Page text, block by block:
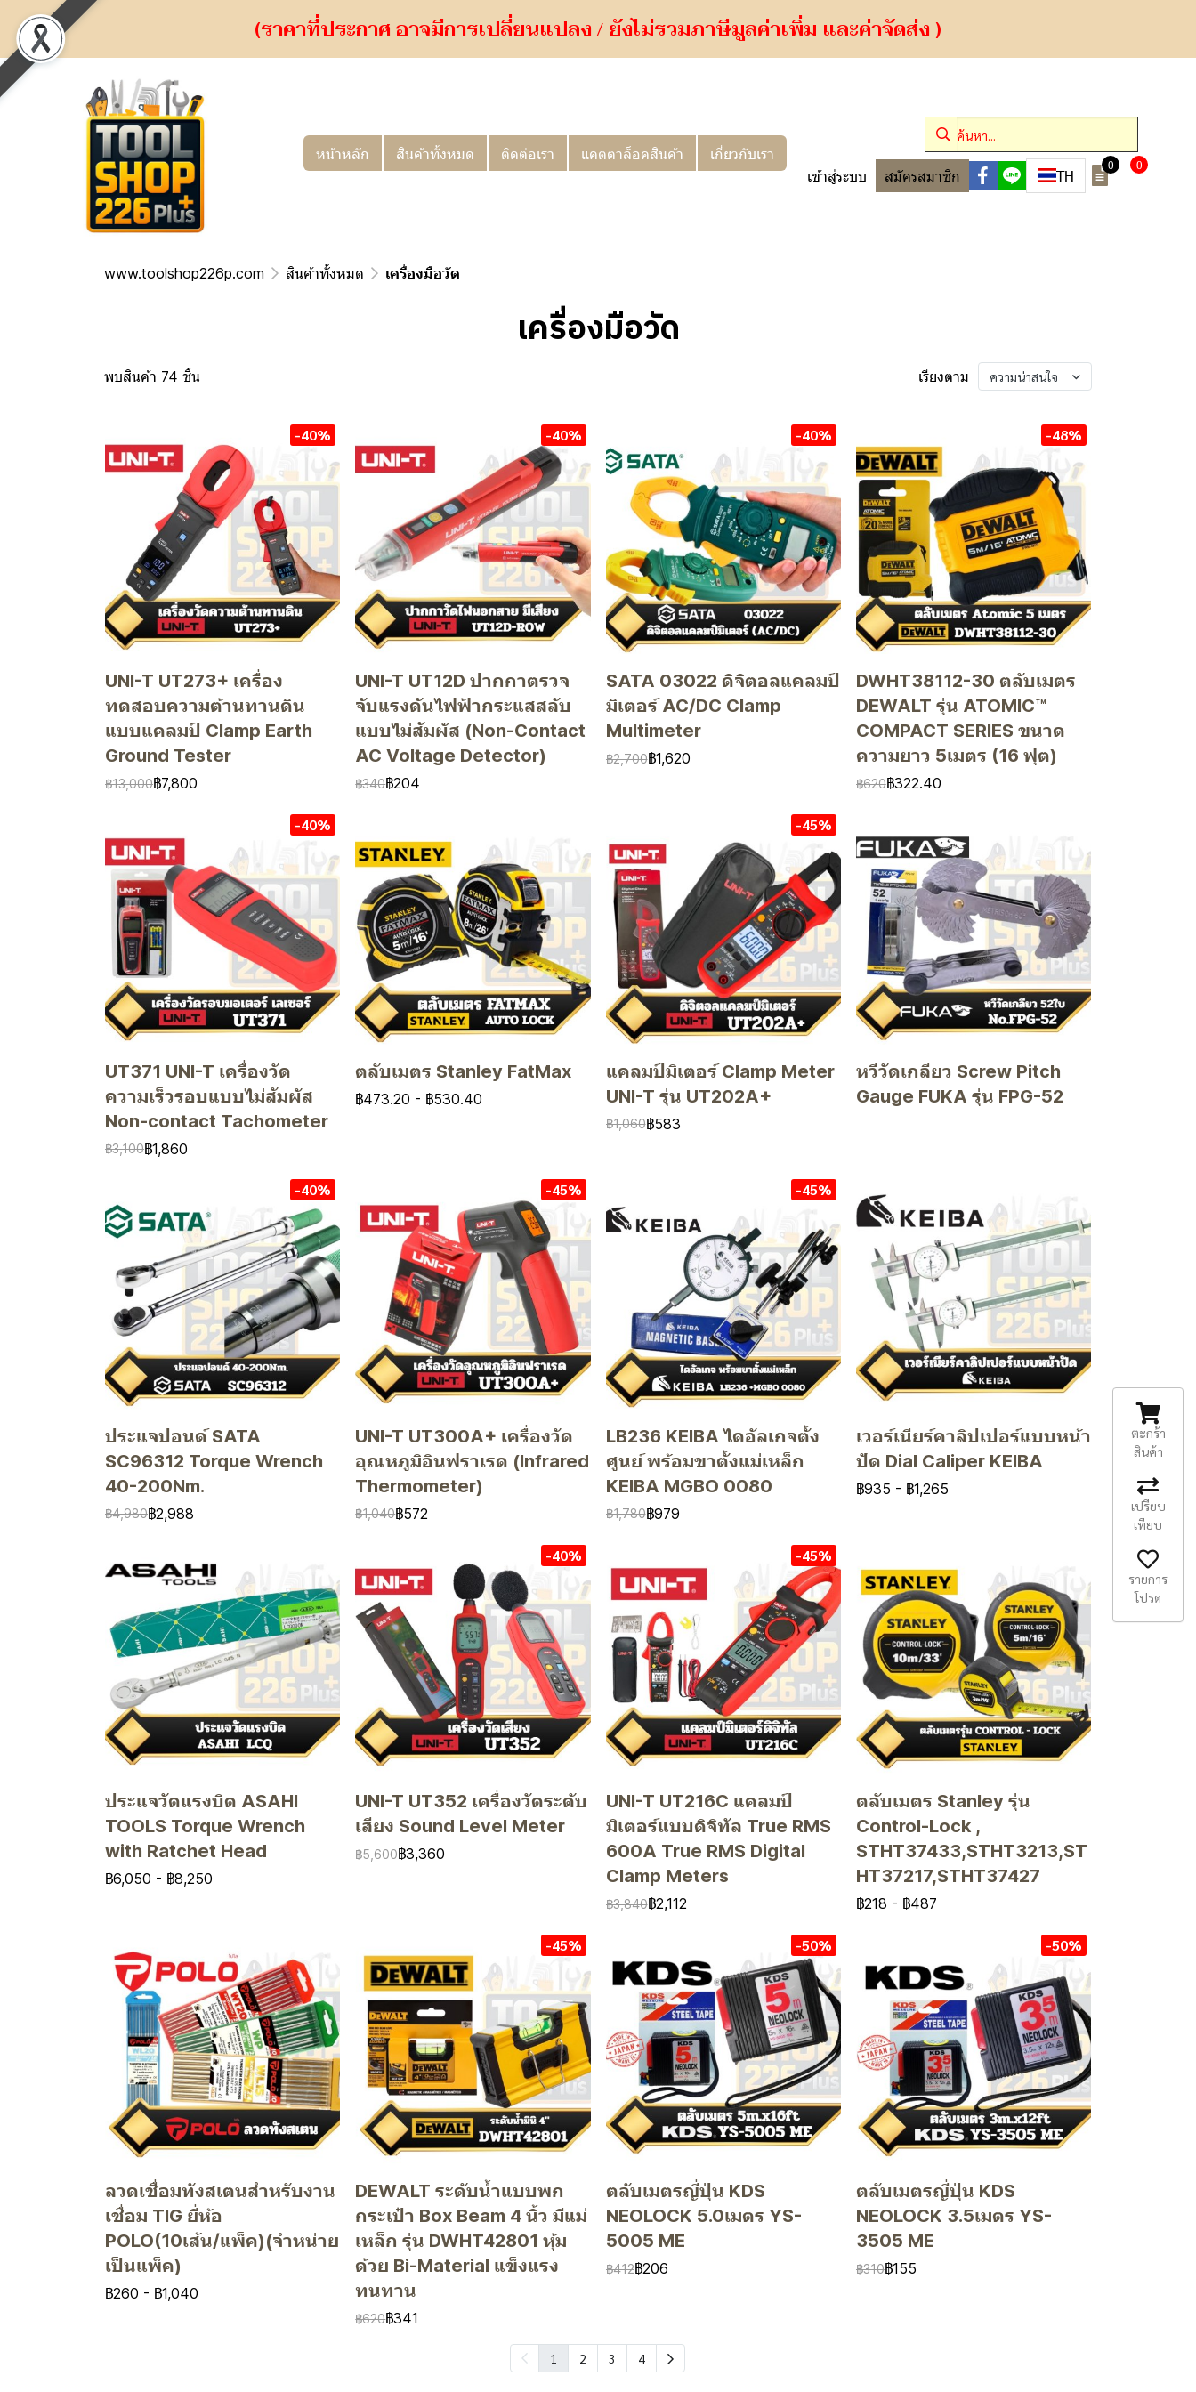
(ราคาที่ประกาศ อาจมีการเปลี่ยนแปลง / ยังไม่รวมภาษีมูลค่าเพิ่ม และค่าจัดส่ง )
หน้าหลัก สินค้าทั้งหมด ติดต่อเรา แคตตาล็อคสินค้า เกี่ยวกับเรา
เข้าสู่ระบบ สมัครสมาชิก TH
0 0
www.toolshop226p.com สินค้าทั้งหมด เครื่องมือวัด
เครื่องมือวัด
พบสินค้า 74 ชิ้น เรียงตาม ความน่าสนใจ
-40%
UNI-T UT273+ เครื่อง
ทดสอบความต้านทานดิน
แบบแคลมป์ Clamp Earth
Ground Tester
฿13,000฿7,800
-40%
UNI-T UT12D ปากกาตรวจ
จับแรงดันไฟฟ้ากระแสสลับ
แบบไม่สัมผัส (Non-Contact
AC Voltage Detector)
฿340฿204
-40%
SATA 03022 ดิจิตอลแคลมป์
มิเตอร์ AC/DC Clamp
Multimeter
฿2,700฿1,620
-48%
DWHT38112-30 ตลับเมตร
DEWALT รุ่น ATOMIC™
COMPACT SERIES ขนาด
ความยาว 5เมตร (16 ฟุต)
฿620฿322.40
-40%
UT371 UNI-T เครื่องวัด
ความเร็วรอบแบบไม่สัมผัส
Non-contact Tachometer
฿3,100฿1,860
ตลับเมตร Stanley FatMax
฿473.20 - ฿530.40
-45%
แคลมป์มิเตอร์ Clamp Meter
UNI-T รุ่น UT202A+
฿1,060฿583
หวีวัดเกลียว Screw Pitch
Gauge FUKA รุ่น FPG-52
-40%
ประแจปอนด์ SATA
SC96312 Torque Wrench
40-200Nm.
฿4,980฿2,988
-45%
UNI-T UT300A+ เครื่องวัด
อุณหภูมิอินฟราเรด (Infrared
Thermometer)
฿1,040฿572
-45%
LB236 KEIBA ไดอัลเกจตั้ง
ศูนย์ พร้อมขาตั้งแม่เหล็ก
KEIBA MGBO 0080
฿1,780฿979
เวอร์เนียร์คาลิปเปอร์แบบหน้า
ปัด Dial Caliper KEIBA
฿935 - ฿1,265
ประแจวัดแรงบิด ASAHI
TOOLS Torque Wrench
with Ratchet Head
฿6,050 - ฿8,250
-40%
UNI-T UT352 เครื่องวัดระดับ
เสียง Sound Level Meter
฿5,600฿3,360
-45%
UNI-T UT216C แคลมป์
มิเตอร์แบบดิจิทัล True RMS
600A True RMS Digital
Clamp Meters
฿3,840฿2,112
ตลับเมตร Stanley รุ่น
Control-Lock ,
STHT37433,STHT3213,ST
HT37217,STHT37427
฿218 - ฿487
ลวดเชื่อมทังสเตนสำหรับงาน
เชื่อม TIG ยี่ห้อ
POLO(10เส้น/แพ็ค)(จำหน่าย
เป็นแพ็ค)
฿260 - ฿1,040
-45%
DEWALT ระดับน้ำแบบพก
กระเป๋า Box Beam 4 นิ้ว มีแม่
เหล็ก รุ่น DWHT42801 หุ้ม
ด้วย Bi-Material แข็งแรง
ทนทาน
฿620฿341
-50%
ตลับเมตรญี่ปุ่น KDS
NEOLOCK 5.0เมตร YS-
5005 ME
฿412฿206
-50%
ตลับเมตรญี่ปุ่น KDS
NEOLOCK 3.5เมตร YS-
3505 ME
฿310฿155
1 2 3 4
ตะกร้า
สินค้า
เปรียบ
เทียบ
รายการ
โปรด